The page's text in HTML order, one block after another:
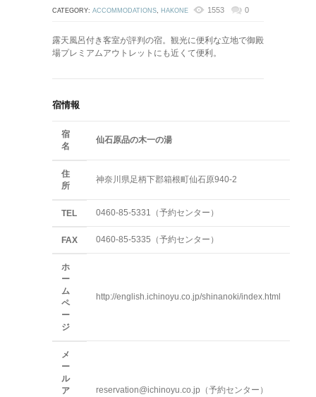
CATEGORY: ACCOMMODATIONS, HAKONE 1553 0
露天風呂付き客室が評判の宿。観光に便利な立地で御殿
場プレミアムアウトレットにも近くて便利。
宿情報
宿
名
仙石原品の木一の湯
住
所
神奈川県足柄下郡箱根町仙石原940-2
TEL 0460-85-5331（予約センター）
FAX 0460-85-5335（予約センター）
ホ
ー
ム
ペ
ー
ジ
http://english.ichinoyu.co.jp/shinanoki/index.html
メ
ー
ル
ア
reservation@ichinoyu.co.jp（予約センター）